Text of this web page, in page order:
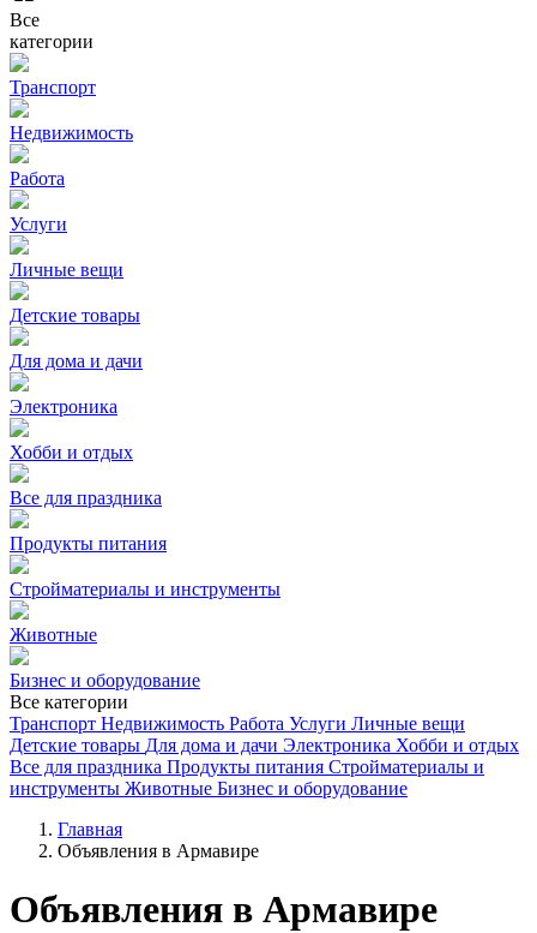
Все
категории
Транспорт
Недвижимость
Работа
Услуги
Личные вещи
Детские товары
Для дома и дачи
Электроника
Хобби и отдых
Все для праздника
Продукты питания
Стройматериалы и инструменты
Животные
Бизнес и оборудование
Все категории
Транспорт Недвижимость Работа Услуги Личные вещи
Детские товары Для дома и дачи Электроника Хобби и отдых
Все для праздника Продукты питания Стройматериалы и
инструменты Животные Бизнес и оборудование
Главная
Объявления в Армавире
Объявления в Армавире